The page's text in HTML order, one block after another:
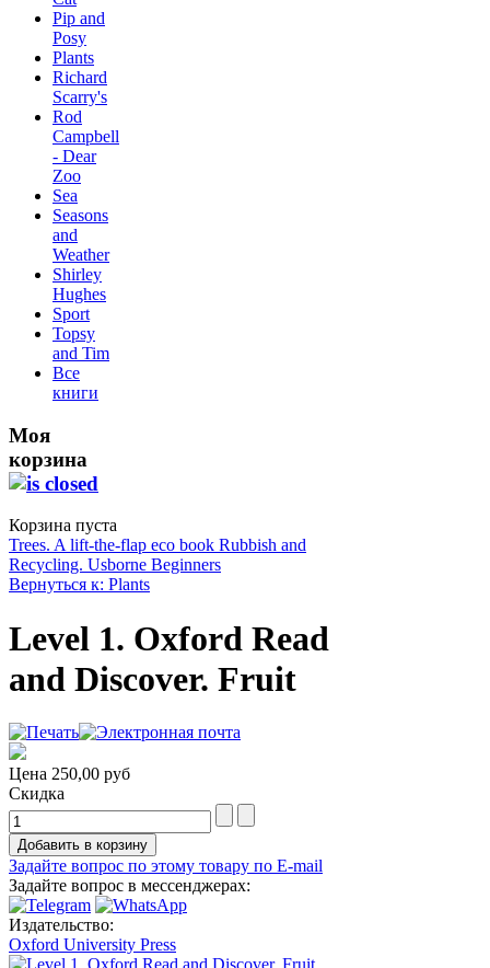
Pip and
Posy
Plants
Richard
Scarry's
Rod
Campbell
- Dear
Zoo
Sea
Seasons
and
Weather
Shirley
Hughes
Sport
Topsy
and Tim
Все
книги
Моя
корзина
Корзина пуста
Trees. A lift-the-flap eco book Rubbish and
Recycling. Usborne Beginners
Вернуться к: Plants
Level 1. Oxford Read
and Discover. Fruit
Цена 250,00 руб
Скидка
Задайте вопрос по этому товару по E-mail
Задайте вопрос в мессенджерах:
Издательство:
Oxford University Press